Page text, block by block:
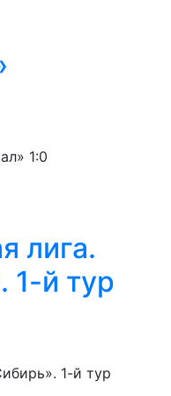
1:0
лига.
1-й тур
1-й тур